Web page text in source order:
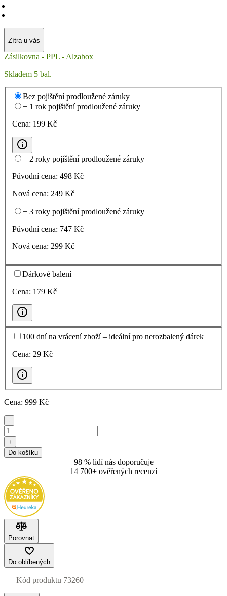
Zítra u vás
Zásilkovna - PPL - Alzabox
Skladem 5 bal.
Bez pojištění prodloužené záruky
+ 1 rok pojištění prodloužené záruky
Cena: 199 Kč
+ 2 roky pojištění prodloužené záruky
Původní cena: 498 Kč
Nová cena: 249 Kč
+ 3 roky pojištění prodloužené záruky
Původní cena: 747 Kč
Nová cena: 299 Kč
Dárkové balení
Cena: 179 Kč
100 dní na vrácení zboží – ideální pro nerozbalený dárek
Cena: 29 Kč
Cena: 999 Kč
-
+
Do košíku
98 % lidí nás doporučuje
14 700+ ověřených recenzí
Porovnat
Do oblíbených
Kód produktu 73260